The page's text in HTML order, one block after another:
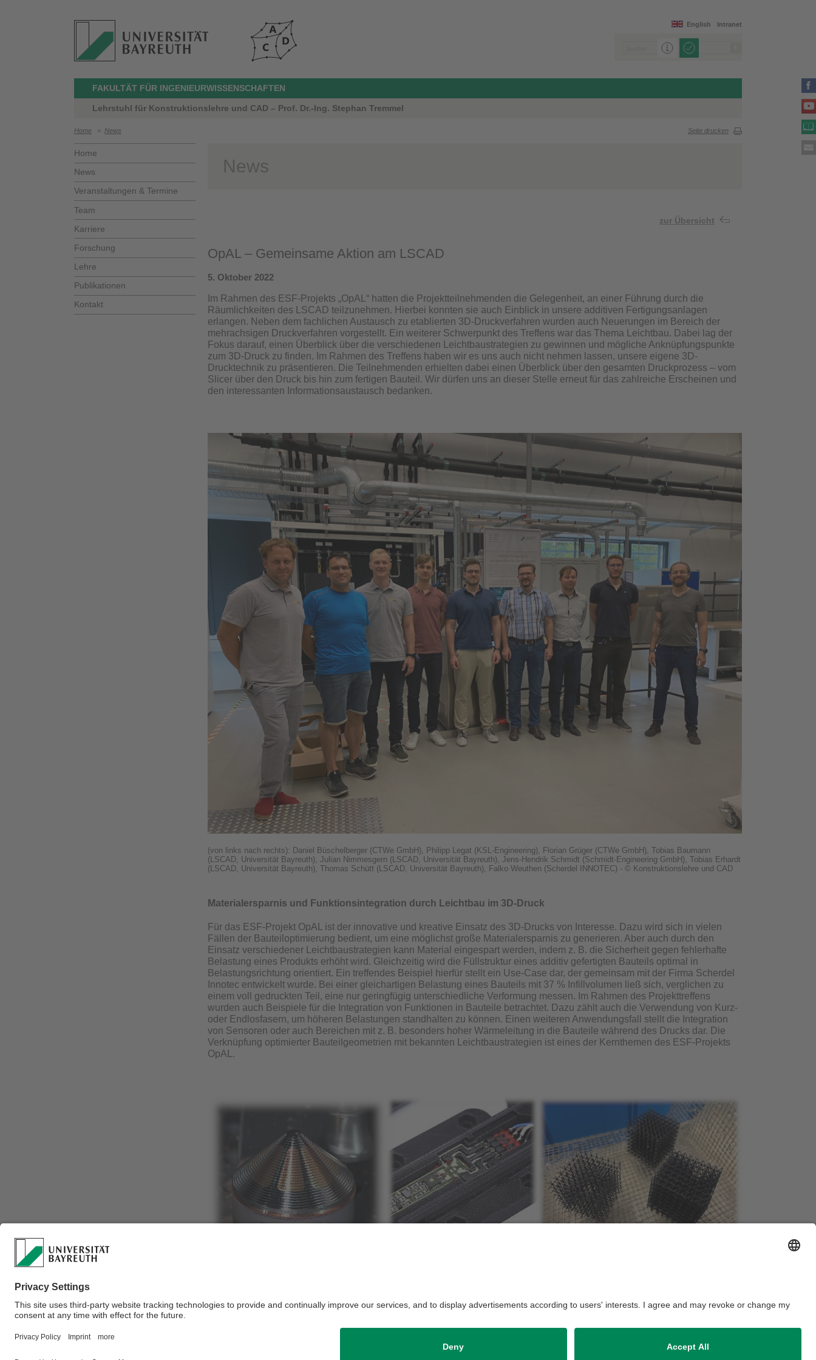
Intranet
English
FAKULTÄT FÜR INGENIEURWISSENSCHAFTEN
Lehrstuhl für Konstruktionslehre und CAD – Prof. Dr.-Ing. Stephan Tremmel
Home > News Seite drucken
Home
News
Veranstaltungen & Termine
Team
Karriere
Forschung
Lehre
Publikationen
Kontakt
News
zur Übersicht
OpAL – Gemeinsame Aktion am LSCAD
5. Oktober 2022
Im Rahmen des ESF-Projekts „OpAL“ hatten die Projektteilnehmenden die Gelegenheit, an einer Führung durch die
Räumlichkeiten des LSCAD teilzunehmen. Hierbei konnten sie auch Einblick in unsere additiven Fertigungsanlagen
erlangen. Neben dem fachlichen Austausch zu etablierten 3D-Druckverfahren wurden auch Neuerungen im Bereich der
mehrachsigen Druckverfahren vorgestellt. Ein weiterer Schwerpunkt des Treffens war das Thema Leichtbau. Dabei lag der
Fokus darauf, einen Überblick über die verschiedenen Leichtbaustrategien zu gewinnen und mögliche Anknüpfungspunkte
zum 3D-Druck zu finden. Im Rahmen des Treffens haben wir es uns auch nicht nehmen lassen, unsere eigene 3D-
Drucktechnik zu präsentieren. Die Teilnehmenden erhielten dabei einen Überblick über den gesamten Druckprozess – vom
Slicer über den Druck bis hin zum fertigen Bauteil. Wir dürfen uns an dieser Stelle erneut für das zahlreiche Erscheinen und
den interessanten Informationsaustausch bedanken.
(von links nach rechts): Daniel Büschelberger (CTWe GmbH), Philipp Legat (KSL-Engineering), Florian Grüger (CTWe GmbH), Tobias Baumann
(LSCAD, Universität Bayreuth), Julian Nimmesgern (LSCAD, Universität Bayreuth), Jens-Hendrik Schmidt (Schmidt-Engineering GmbH), Tobias Erhardt
(LSCAD, Universität Bayreuth), Thomas Schütt (LSCAD, Universität Bayreuth), Falko Weuthen (Scherdel INNOTEC) - © Konstruktionslehre und CAD
Materialersparnis und Funktionsintegration durch Leichtbau im 3D-Druck
Für das ESF-Projekt OpAL ist der innovative und kreative Einsatz des 3D-Drucks von Interesse. Dazu wird sich in vielen
Fällen der Bauteiloptimierung bedient, um eine möglichst große Materialersparnis zu generieren. Aber auch durch den
Einsatz verschiedener Leichtbaustrategien kann Material eingespart werden, indem z. B. die Sicherheit gegen fehlerhafte
Belastung eines Produkts erhöht wird. Gleichzeitig wird die Füllstruktur eines additiv gefertigten Bauteils optimal in
Belastungsrichtung orientiert. Ein treffendes Beispiel hierfür stellt ein Use-Case dar, der gemeinsam mit der Firma Scherdel
Innotec entwickelt wurde. Bei einer gleichartigen Belastung eines Bauteils mit 37 % Infillvolumen ließ sich, verglichen zu
einem voll gedruckten Teil, eine nur geringfügig unterschiedliche Verformung messen. Im Rahmen des Projekttreffens
wurden auch Beispiele für die Integration von Funktionen in Bauteile betrachtet. Dazu zählt auch die Verwendung von Kurz-
oder Endlosfasern, um höheren Belastungen standhalten zu können. Einen weiteren Anwendungsfall stellt die Integration
von Sensoren oder auch Bereichen mit z. B. besonders hoher Wärmeleitung in die Bauteile während des Drucks dar. Die
Verknüpfung optimierter Bauteilgeometrien mit bekannten Leichtbaustrategien ist eines der Kernthemen des ESF-Projekts
OpAL.